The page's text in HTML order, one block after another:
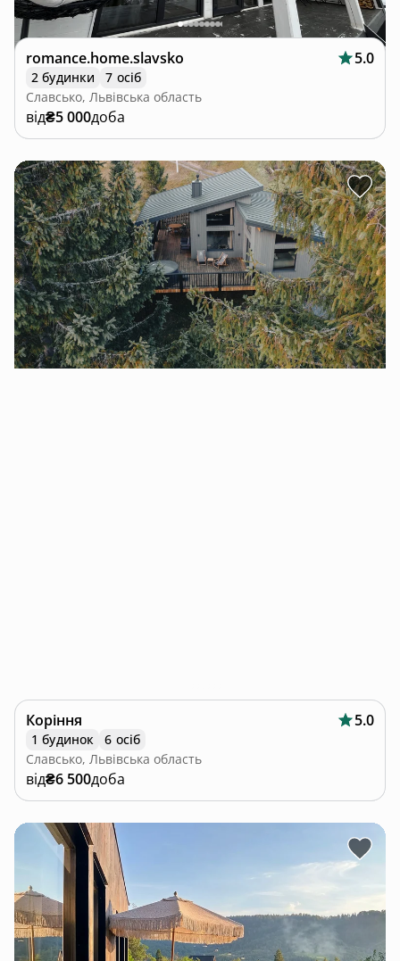
romance.home.slavsko 5.0
2 будинки
7 осіб
Славсько, Львівська область
від₴5 000доба
Коріння 5.0
1 будинок
6 осіб
Славсько, Львівська область
від₴6 500доба